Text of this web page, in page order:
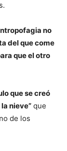
no
del que come
que el otro
que se creó
nieve” que
de los